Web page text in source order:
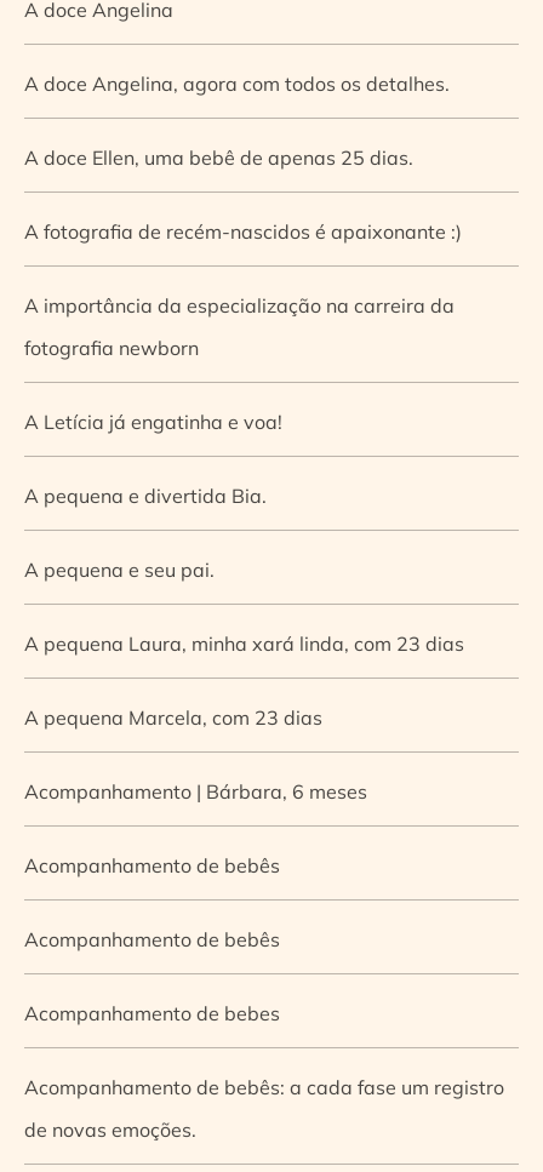
A doce Angelina
A doce Angelina, agora com todos os detalhes.
A doce Ellen, uma bebê de apenas 25 dias.
A fotografia de recém-nascidos é apaixonante :)
A importância da especialização na carreira da
fotografia newborn
A Letícia já engatinha e voa!
A pequena e divertida Bia.
A pequena e seu pai.
A pequena Laura, minha xará linda, com 23 dias
A pequena Marcela, com 23 dias
Acompanhamento | Bárbara, 6 meses
Acompanhamento de bebês
Acompanhamento de bebês
Acompanhamento de bebes
Acompanhamento de bebês: a cada fase um registro
de novas emoções.